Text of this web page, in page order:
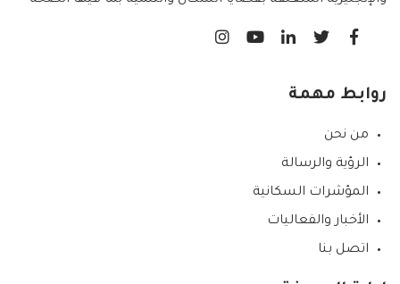
روابط مهمة
من نحن
الرؤية والرسالة
المؤشرات السكانية
الأخبار والفعاليات
اتصل بنا